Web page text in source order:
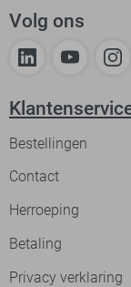
Volg ons
Bestellingen
Contact
Herroeping
Betaling
Privacy verklaring